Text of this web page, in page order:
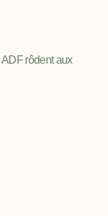
ADF rôdent aux